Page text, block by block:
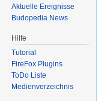
Aktuelle Ereignisse
Budopedia News
Hilfe
Tutorial
FireFox Plugins
ToDo Liste
Medienverzeichnis